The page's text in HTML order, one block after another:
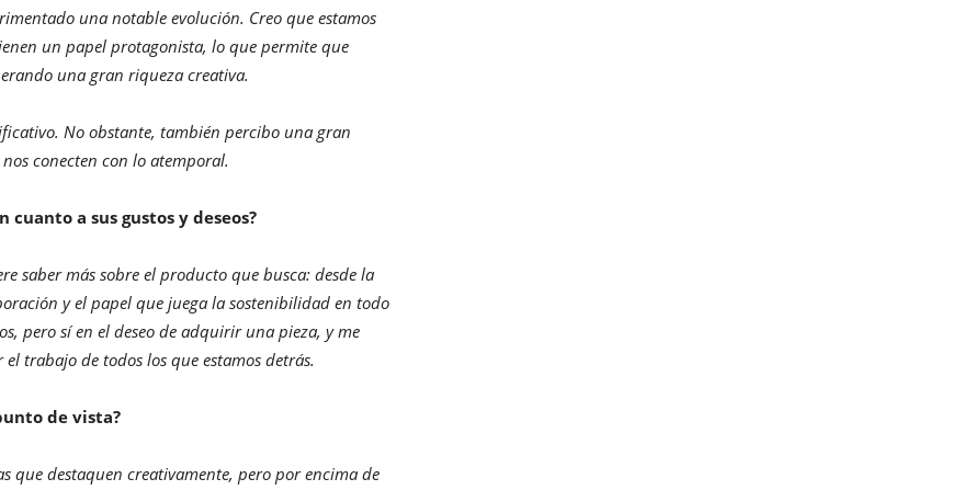
una notable evolución. Creo que estamos
un papel protagonista, lo que permite que
una gran riqueza creativa.
No obstante, también percibo una gran
conecten con lo atemporal.
a sus gustos y deseos?
saber más sobre el producto que busca: desde la
y el papel que juega la sostenibilidad en todo
pero sí en el deseo de adquirir una pieza, y me
trabajo de todos los que estamos detrás.
de vista?
que destaquen creativamente, pero por encima de